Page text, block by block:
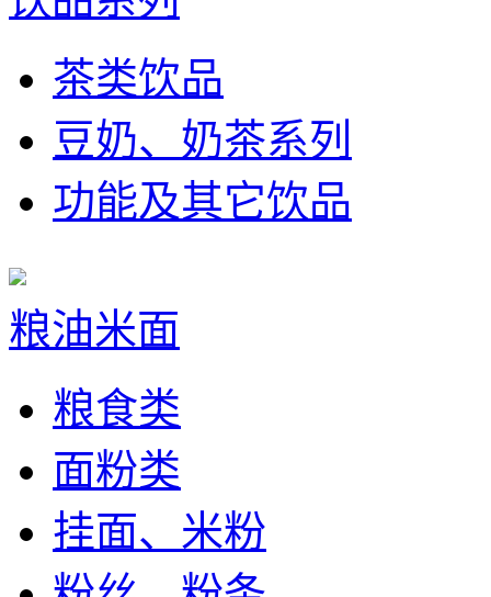
茶类饮品
豆奶、奶茶系列
功能及其它饮品
粮油米面
粮食类
面粉类
挂面、米粉